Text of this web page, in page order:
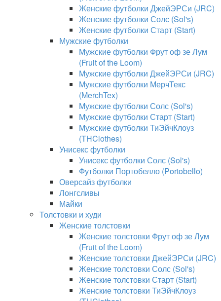
Женские футболки ДжейЭРСи (JRC)
Женские футболки Солс (Sol's)
Женские футболки Старт (Start)
Мужские футболки
Мужские футболки Фрут оф зе Лум
(Fruit of the Loom)
Мужские футболки ДжейЭРСи (JRC)
Мужские футболки МерчТекс
(MerchTex)
Мужские футболки Солс (Sol's)
Мужские футболки Старт (Start)
Мужские футболки ТиЭйчКлоуз
(THClothes)
Унисекс футболки
Унисекс футболки Солс (Sol's)
Футболки Портобелло (Portobello)
Оверсайз футболки
Лонгсливы
Майки
Толстовки и худи
Женские толстовки
Женские толстовки Фрут оф зе Лум
(Fruit of the Loom)
Женские толстовки ДжейЭРСи (JRC)
Женские толстовки Солс (Sol's)
Женские толстовки Старт (Start)
Женские толстовки ТиЭйчКлоуз